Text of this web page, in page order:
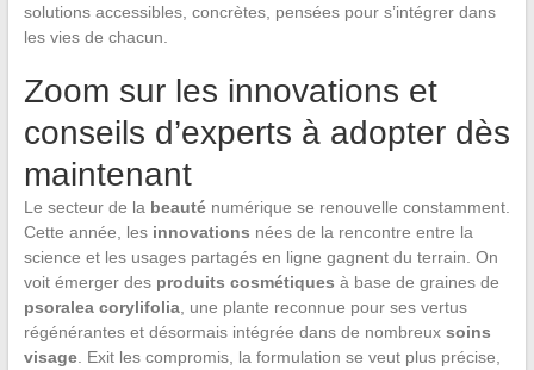
solutions accessibles, concrètes, pensées pour s’intégrer dans
les vies de chacun.
Zoom sur les innovations et
conseils d’experts à adopter dès
maintenant
Le secteur de la beauténumérique se renouvelle constamment.
Cette année, les innovations nées de la rencontre entre la
science et les usages partagés en ligne gagnent du terrain. On
voit émerger des produits cosmétiques à base de graines de
psoralea corylifolia, une plante reconnue pour ses vertus
régénérantes et désormais intégrée dans de nombreux soins
visage. Exit les compromis, la formulation se veut plus précise,